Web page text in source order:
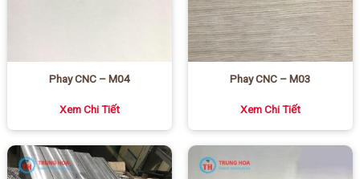
Phay CNC – M04
Xem Chi Tiết
Phay CNC – M03
Xem Chi Tiết